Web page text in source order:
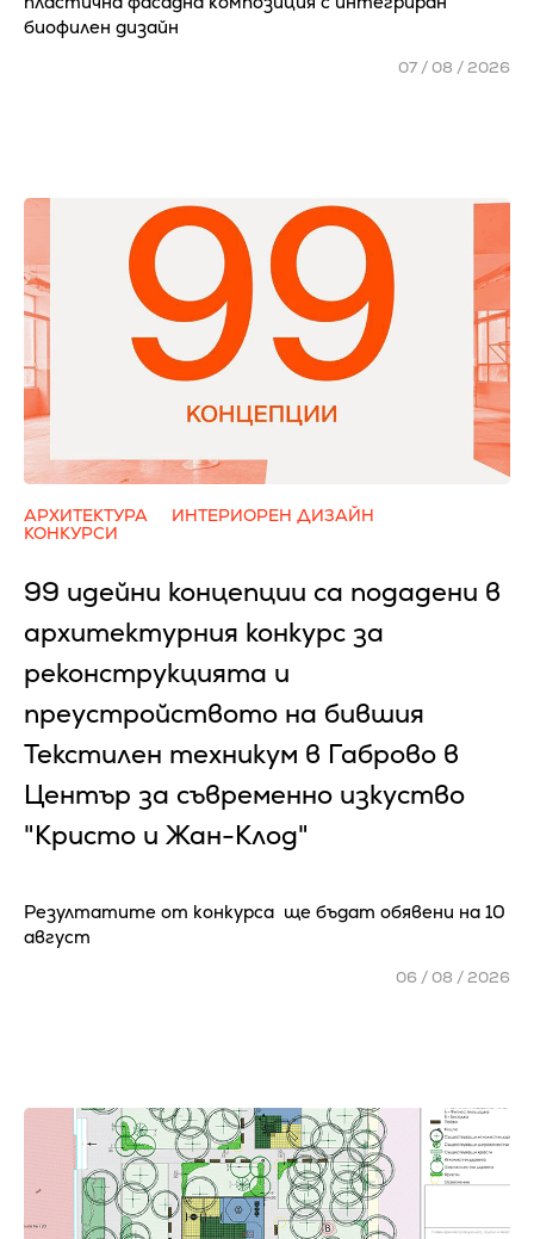
биофилен дизайн
07 / 08 / 2026
АРХИТЕКТУРА
ИНТЕРИОРЕН ДИЗАЙН
КОНКУРСИ
99 идейни концепции са подадени в
архитектурния конкурс за
реконструкцията и
преустройството на бившия
Текстилен техникум в Габрово в
Център за съвременно изкуство
"Кристо и Жан-Клод"
Резултатите от конкурса ще бъдат обявени на 10
август
06 / 08 / 2026